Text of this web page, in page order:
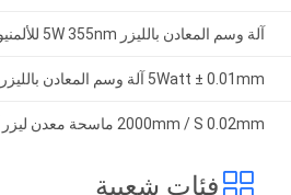
آلة وسم المعادن بالليزر 5W 355nm للألمنيوم
5Watt ± 0.01mm آلة وسم المعادن بالليزر للفولاذ المقاوم للصدأ
2000mm / S 0.02mm ماسحة معدن ليزر آلة وسم للشعار
فئات شعبية